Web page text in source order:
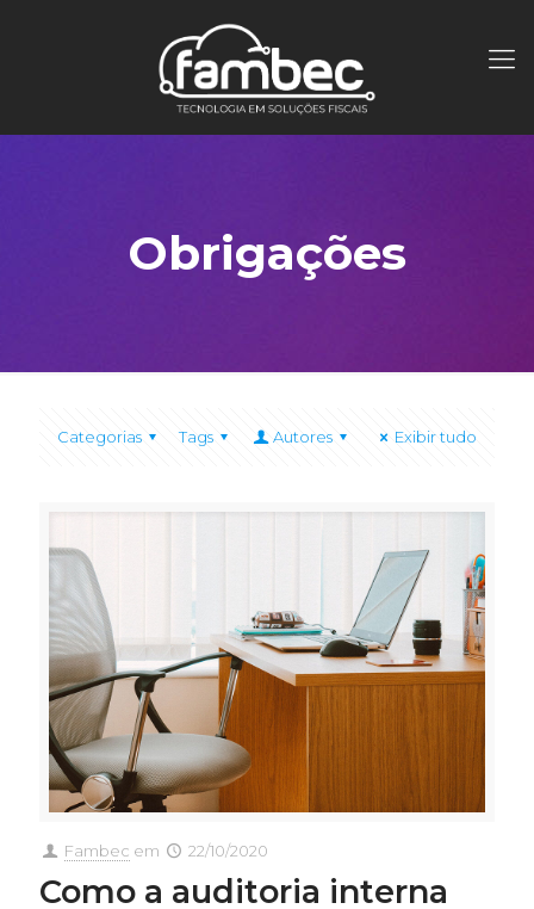
Obrigações
Categorias Tags Autores Exibir tudo
Fambec em 22/10/2020
Como a auditoria interna